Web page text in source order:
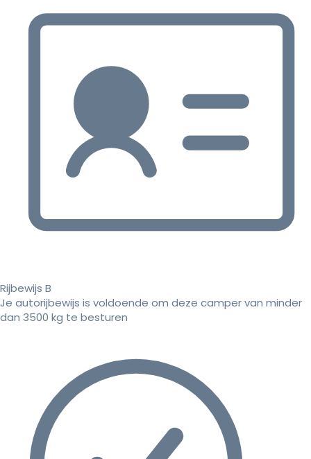
Rijbewijs B
Je autorijbewijs is voldoende om deze camper van minder
dan 3500 kg te besturen